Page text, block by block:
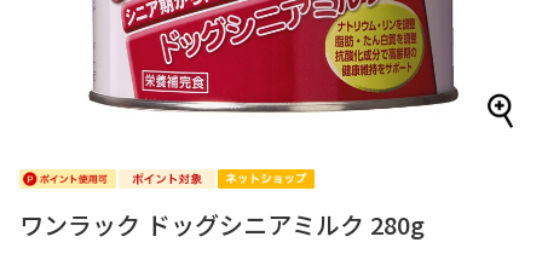
ワンラック ドッグシニアミルク 280g